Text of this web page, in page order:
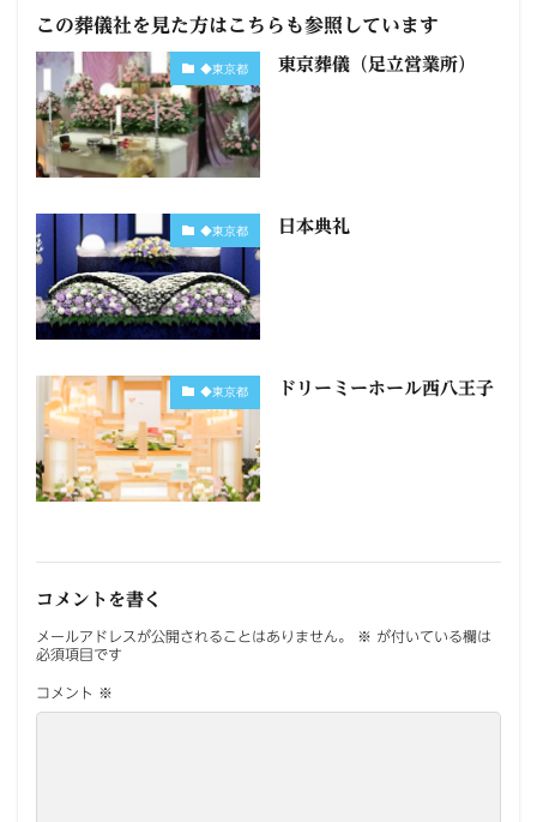
この葬儀社を見た方はこちらも参照しています
◆東京都 東京葬儀（足立営業所）
◆東京都 日本典礼
◆東京都 ドリーミーホール西八王子
コメントを書く
メールアドレスが公開されることはありません。 ※ が付いている欄は
必須項目です
コメント ※